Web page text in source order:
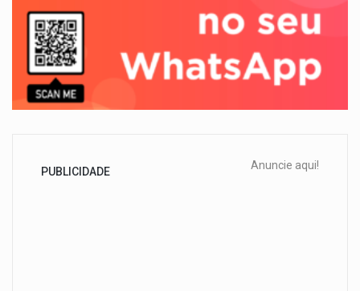
PUBLICIDADE Anuncie aqui!